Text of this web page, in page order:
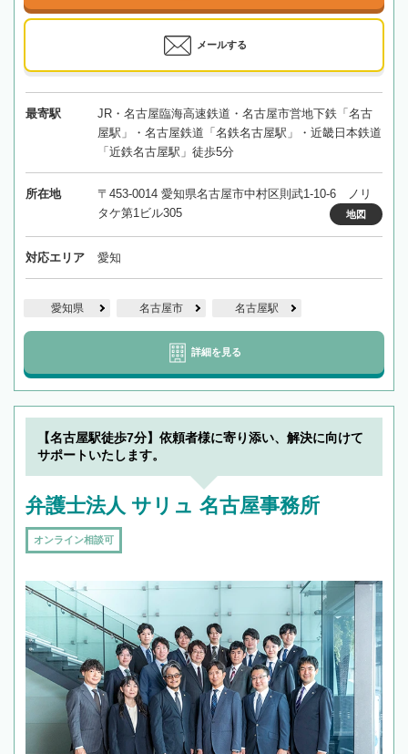
メールする
最寄駅
JR・名古屋臨海高速鉄道・名古屋市営地下鉄「名古
屋駅」・名古屋鉄道「名鉄名古屋駅」・近畿日本鉄道
「近鉄名古屋駅」徒歩5分
所在地
〒453-0014 愛知県名古屋市中村区則武1-10-6 ノリ
タケ第1ビル305
地図
対応エリア 愛知
愛知県 名古屋市 名古屋駅
詳細を見る
【名古屋駅徒歩7分】依頼者様に寄り添い、解決に向けて
サポートいたします。
弁護士法人 サリュ 名古屋事務所
オンライン相談可